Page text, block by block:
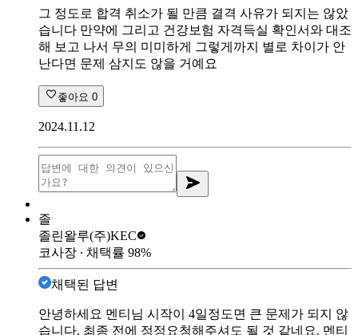
그 정도로 합격 취소가 될 만큼 결격 사유가 되지는 않았
습니다 만약에 그리고 건강보험 자격득실 확인서와 대조
해 보고 나서 무의 미미하게 그렇게까지 별로 차이가 안
난다면 문제 삼지도 않을 거예요
좋아요 0
2024.11.12
졸
졸린왈루(주)KEC
코사장 ∙ 채택률 98%
채택된 답변
안녕하세요 멘티님 시작이 4일정도면 큰 문제가 되지 않
습니다. 최종 전에 정정요청해주셔도 될 것 같네요. 멘티